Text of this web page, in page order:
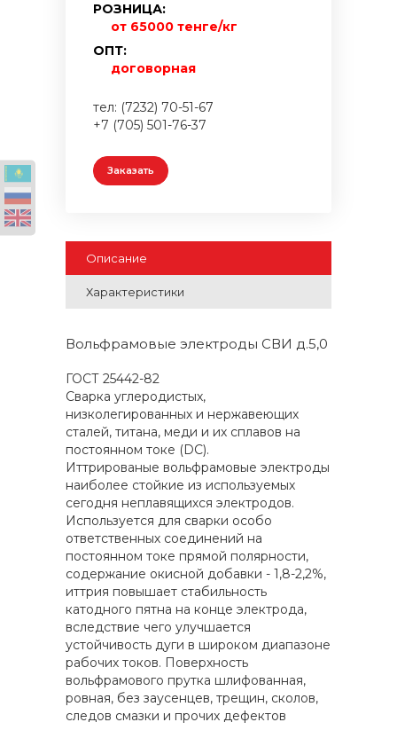
РОЗНИЦА:
от 65000 тенге/кг
ОПТ:
договорная
тел: (7232) 70-51-67
+7 (705) 501-76-37
Заказать
Описание
Характеристики
Вольфрамовые электроды СВИ д.5,0
ГОСТ 25442-82
Сварка углеродистых,
низколегированных и нержавеющих
сталей, титана, меди и их сплавов на
постоянном токе (DC).
Иттрированые вольфрамовые электроды
наиболее стойкие из используемых
сегодня неплавящихся электродов.
Используется для сварки особо
ответственных соединений на
постоянном токе прямой полярности,
содержание окисной добавки - 1,8-2,2%,
иттрия повышает стабильность
катодного пятна на конце электрода,
вследствие чего улучшается
устойчивость дуги в широком диапазоне
рабочих токов. Поверхность
вольфрамового прутка шлифованная,
ровная, без заусенцев, трещин, сколов,
следов смазки и прочих дефектов